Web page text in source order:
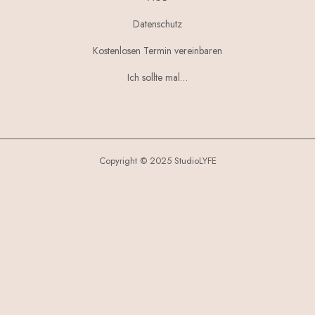
Datenschutz
Kostenlosen Termin vereinbaren
Ich sollte mal…
Copyright © 2025 StudioLYFE